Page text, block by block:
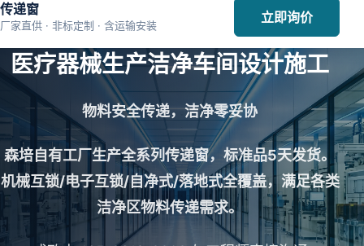
传递窗
厂家直供 · 非标定制 · 含运输安装 立即询价
医疗器械生产洁净车间设计施工
物料安全传递，洁净零妥协
森培自有工厂生产全系列传递窗，标准品5天发货。
机械互锁/电子互锁/自净式/落地式全覆盖，满足各类
洁净区物料传递需求。